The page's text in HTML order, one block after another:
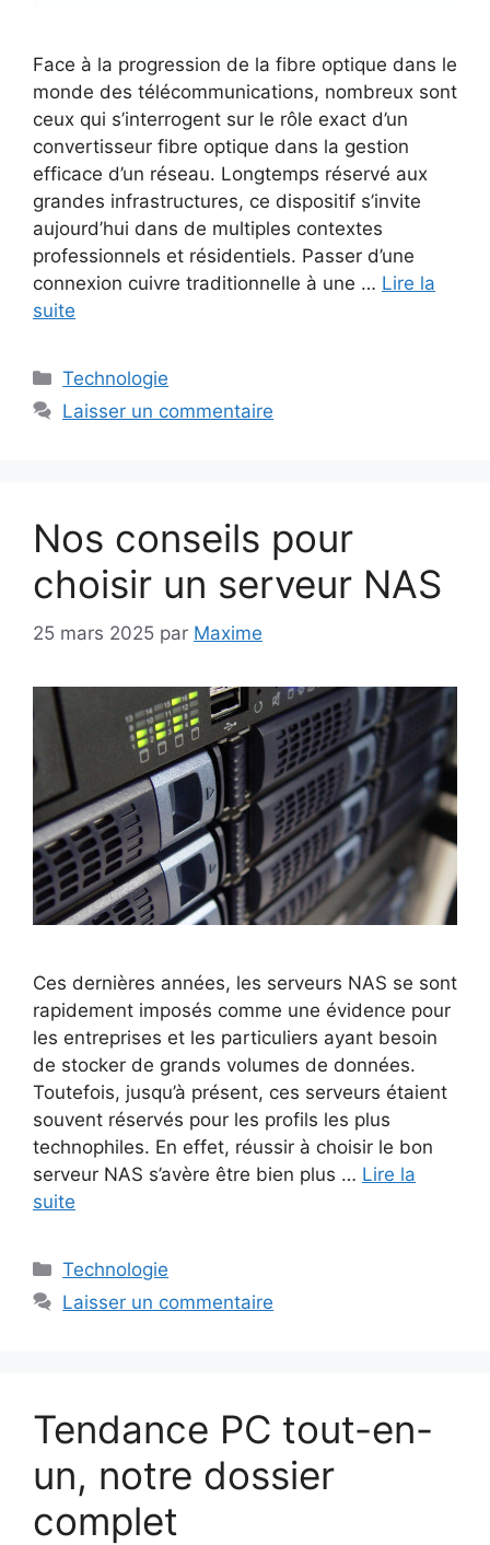
Face à la progression de la fibre optique dans le
monde des télécommunications, nombreux sont
ceux qui s’interrogent sur le rôle exact d’un
convertisseur fibre optique dans la gestion
efficace d’un réseau. Longtemps réservé aux
grandes infrastructures, ce dispositif s’invite
aujourd’hui dans de multiples contextes
professionnels et résidentiels. Passer d’une
connexion cuivre traditionnelle à une … Lire la
suite
Catégories
Technologie
Laisser un commentaire
Nos conseils pour
choisir un serveur NAS
25 mars 2025 par Maxime
Ces dernières années, les serveurs NAS se sont
rapidement imposés comme une évidence pour
les entreprises et les particuliers ayant besoin
de stocker de grands volumes de données.
Toutefois, jusqu’à présent, ces serveurs étaient
souvent réservés pour les profils les plus
technophiles. En effet, réussir à choisir le bon
serveur NAS s’avère être bien plus … Lire la
suite
Catégories
Technologie
Laisser un commentaire
Tendance PC tout-en-
un, notre dossier
complet